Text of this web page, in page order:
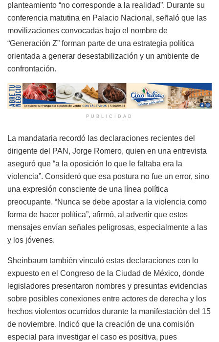
planteamiento “no corresponde a la realidad”. Durante su
conferencia matutina en Palacio Nacional, señaló que las
movilizaciones convocadas bajo el nombre de
“Generación Z” forman parte de una estrategia política
orientada a generar desestabilización y un ambiente de
confrontación.
PUBLICIDAD
La mandataria recordó las declaraciones recientes del
dirigente del PAN, Jorge Romero, quien en una entrevista
aseguró que “a la oposición lo que le faltaba era la
violencia”. Consideró que esa postura no fue un error, sino
una expresión consciente de una línea política
preocupante. “Nunca se debe apostar a la violencia como
forma de hacer política”, afirmó, al advertir que estos
mensajes envían señales peligrosas, especialmente a las
y los jóvenes.
Sheinbaum también vinculó estas declaraciones con lo
expuesto en el Congreso de la Ciudad de México, donde
legisladores presentaron nombres y presuntas evidencias
sobre posibles conexiones entre actores de derecha y los
hechos violentos ocurridos durante la manifestación del 15
de noviembre. Indicó que la creación de una comisión
especial para investigar el caso es positiva, pues